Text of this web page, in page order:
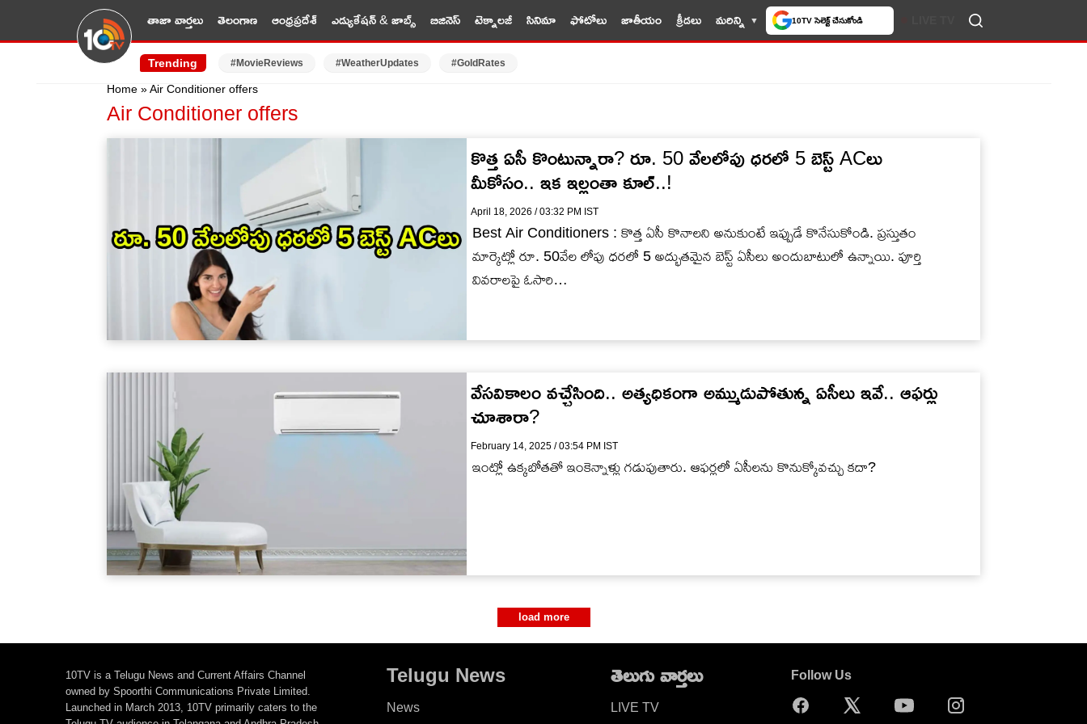
తాజా వార్తలు తెలంగాణ ఆంధ్రప్రదేశ్ ఎడ్యుకేషన్ & జాబ్స్ బిజినెస్ టెక్నాలజీ సినిమా ఫోటోలు జాతీయం క్రీడలు మరిన్ని 10TV సెలెక్ట్ చేసుకోండి
Trending #MovieReviews #WeatherUpdates #GoldRates
Home »Air Conditioner offers
Air Conditioner offers
కొత్త ఏసీ కొంటున్నారా? రూ. 50 వేలలోపు ధరలో 5 బెస్ట్ ACలు
మీకోసం.. ఇక ఇల్లంతా కూల్..!
April 18, 2026 / 03:32 PM IST
Best Air Conditioners : కొత్త ఏసీ కొనాలని అనుకుంటే ఇప్పుడే కొనేసుకోండి. ప్రస్తుతం
మార్కెట్లో రూ. 50వేల లోపు ధరలో 5 అద్భుతమైన బెస్ట్ ఏసీలు అందుబాటులో ఉన్నాయి. పూర్తి
వివరాలపై ఓసారి…
వేసవికాలం వచ్చేసింది.. అత్యధికంగా అమ్ముడుపోతున్న ఏసీలు ఇవే.. ఆఫర్లు
చూశారా?
February 14, 2025 / 03:54 PM IST
ఇంట్లో ఉక్కబోతతో ఇంకెన్నాళ్లు గడుపుతారు. ఆఫర్లలో ఏసీలను కొనుక్కోవచ్చు కదా?
load more
10TV is a Telugu News and Current Affairs Channel
owned by Spoorthi Communications Private Limited.
Launched in March 2013, 10TV primarily caters to the
Telugu News
News
తెలుగు వార్తలు
LIVE TV
Follow Us